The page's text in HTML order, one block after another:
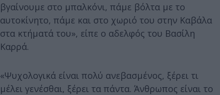
βγαίνουμε στο μπαλκόνι, πάμε βόλτα με το
αυτοκίνητο, πάμε και στο χωριό του στην Καβάλα
στα κτήματά του», είπε ο αδελφός του Βασίλη
Καρρά.
«Ψυχολογικά είναι πολύ ανεβασμένος, ξέρει τι
μέλει γενέσθαι, ξέρει τα πάντα. Άνθρωπος είναι το